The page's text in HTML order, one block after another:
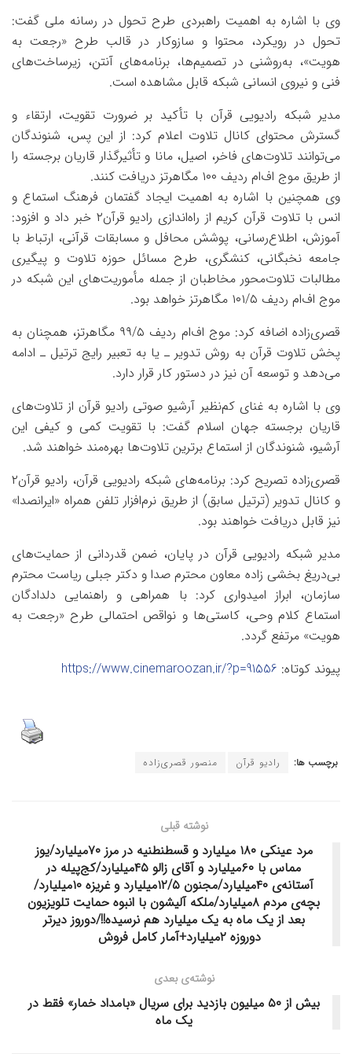
وی با اشاره به اهمیت راهبردی طرح تحول در رسانه ملی گفت:
تحول در رویکرد، محتوا و سازوکار در قالب طرح «رجعت به
هویت»، به‌روشنی در تصمیم‌ها، برنامه‌های آنتن، زیرساخت‌های
فنی و نیروی انسانی شبکه قابل مشاهده است.
مدیر شبکه رادیویی قرآن با تأکید بر ضرورت تقویت، ارتقاء و
گسترش محتوای کانال تلاوت اعلام کرد: از این پس، شنوندگان
می‌توانند تلاوت‌های فاخر، اصیل، مانا و تأثیرگذار قاریان برجسته را
از طریق موج اف‌ام ردیف ۱۰۰ مگاهرتز دریافت کنند.
وی همچنین با اشاره به اهمیت ایجاد گفتمان فرهنگ استماع و
انس با تلاوت قرآن کریم از راه‌اندازی رادیو قرآن۲ خبر داد و افزود:
آموزش، اطلاع‌رسانی، پوشش محافل و مسابقات قرآنی، ارتباط با
جامعه نخبگانی، کنشگری، طرح مسائل حوزه تلاوت و پیگیری
مطالبات تلاوت‌محور مخاطبان از جمله مأموریت‌های این شبکه در
موج اف‌ام ردیف ۱۰۱/۵ مگاهرتز خواهد بود.
قصری‌زاده اضافه کرد: موج اف‌ام ردیف ۹۹/۵ مگاهرتز، همچنان به
پخش تلاوت قرآن به روش تدویر ـ یا به تعبیر رایج‌ ترتیل ـ ادامه
می‌دهد و توسعه آن نیز در دستور کار قرار دارد.
وی با اشاره به غنای کم‌نظیر آرشیو صوتی رادیو قرآن از تلاوت‌های
قاریان برجسته جهان اسلام گفت: با تقویت کمی و کیفی این
آرشیو، شنوندگان از استماع برترین تلاوت‌ها بهره‌مند خواهند شد.
قصری‌زاده تصریح کرد: برنامه‌های شبکه رادیویی قرآن، رادیو قرآن۲
و کانال تدویر (ترتیل سابق) از طریق نرم‌افزار تلفن همراه «ایرانصدا»
نیز قابل دریافت خواهند بود.
مدیر شبکه رادیویی قرآن در پایان، ضمن قدردانی از حمایت‌های
بی‌دریغ بخشی زاده معاون محترم صدا و دکتر جبلی ریاست محترم
سازمان، ابراز امیدواری کرد: با همراهی و راهنمایی دلدادگان
استماع کلام وحی، کاستی‌ها و نواقص احتمالی طرح «رجعت به
هویت» مرتفع گردد.
پیوند کوتاه: https://www.cinemaroozan.ir/?p=91556
برچسب ها: رادیو قرآن منصور قصری‌زاده
نوشته قبلی
مرد عینکی ۱۸۰ میلیارد و قسطنطنیه در مرز ۷۰میلیارد/یوز
مماس با ۶۰میلیارد و آقای زالو ۴۵میلیارد/کج‌پیله در
آستانه‌ی ۴۰میلیارد/مجنون ۱۲/۵میلیارد و غریزه ۱۰میلیارد/
بچه‌ی مردم ۸میلیارد/ملکه آلیشون با انبوه حمایت تلویزیون
بعد از یک ماه به یک میلیارد هم نرسیده!!/دوروز دیرتر
دوروزه ۲میلیارد+آمار کامل فروش
نوشته‌ی بعدی
بیش از ۵۰ میلیون بازدید برای سریال «بامداد خمار» فقط در
یک ماه